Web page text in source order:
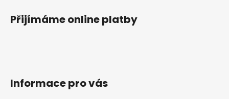
Přijímáme online platby
Informace pro vás